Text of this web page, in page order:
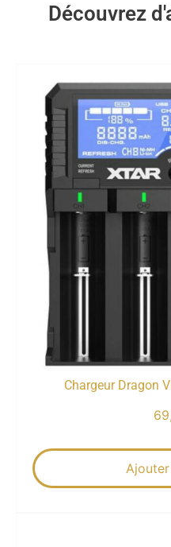
Découvrez
Chargeur Dragon